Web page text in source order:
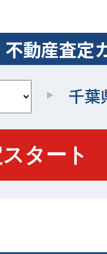
か
船橋市の戸建て
の地域での取
る可能性があ
能性が高くなり
。
やす
船橋市の土地
地域での取引
可能性があり
能性が高くな
不動産査定
千葉